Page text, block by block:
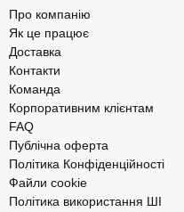
Про компанію
Як це працює
Доставка
Контакти
Команда
Корпоративним клієнтам
FAQ
Публічна оферта
Політика Конфіденційності
Файли cookie
Політика використання ШІ